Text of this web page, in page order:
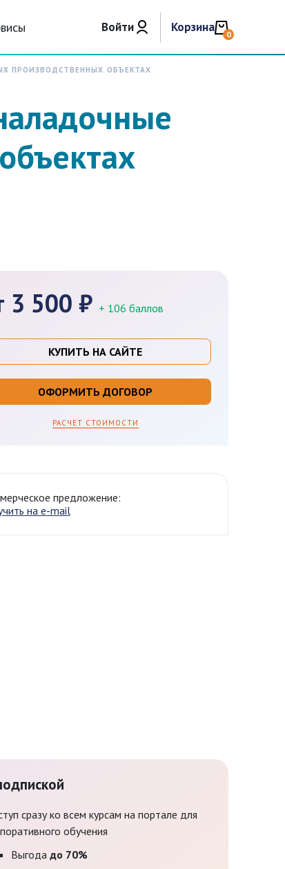
Войти Корзина 0
ПРОИЗВОДСТВЕННЫХ ОБЪЕКТАХ
3 500 ₽ + 106 баллов
КУПИТЬ НА САЙТЕ
ОФОРМИТЬ ДОГОВОР
РАСЧЕТ СТОИМОСТИ
предложение:
на e-mail
сразу ко всем курсам на портале для
обучения
Выгода до 70%